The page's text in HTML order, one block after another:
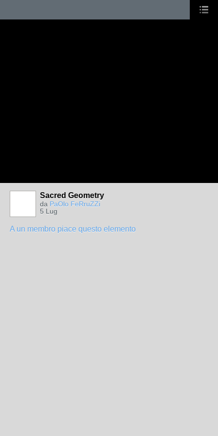
Sacred Geometry
da PaOlo FeRruZZi
5 Lug
A un membro piace questo elemento